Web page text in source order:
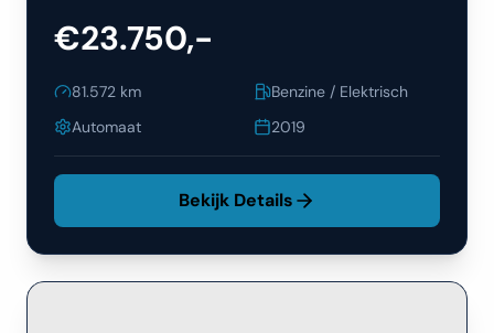
€23.750,-
81.572 km
Benzine / Elektrisch
Automaat
2019
Bekijk Details